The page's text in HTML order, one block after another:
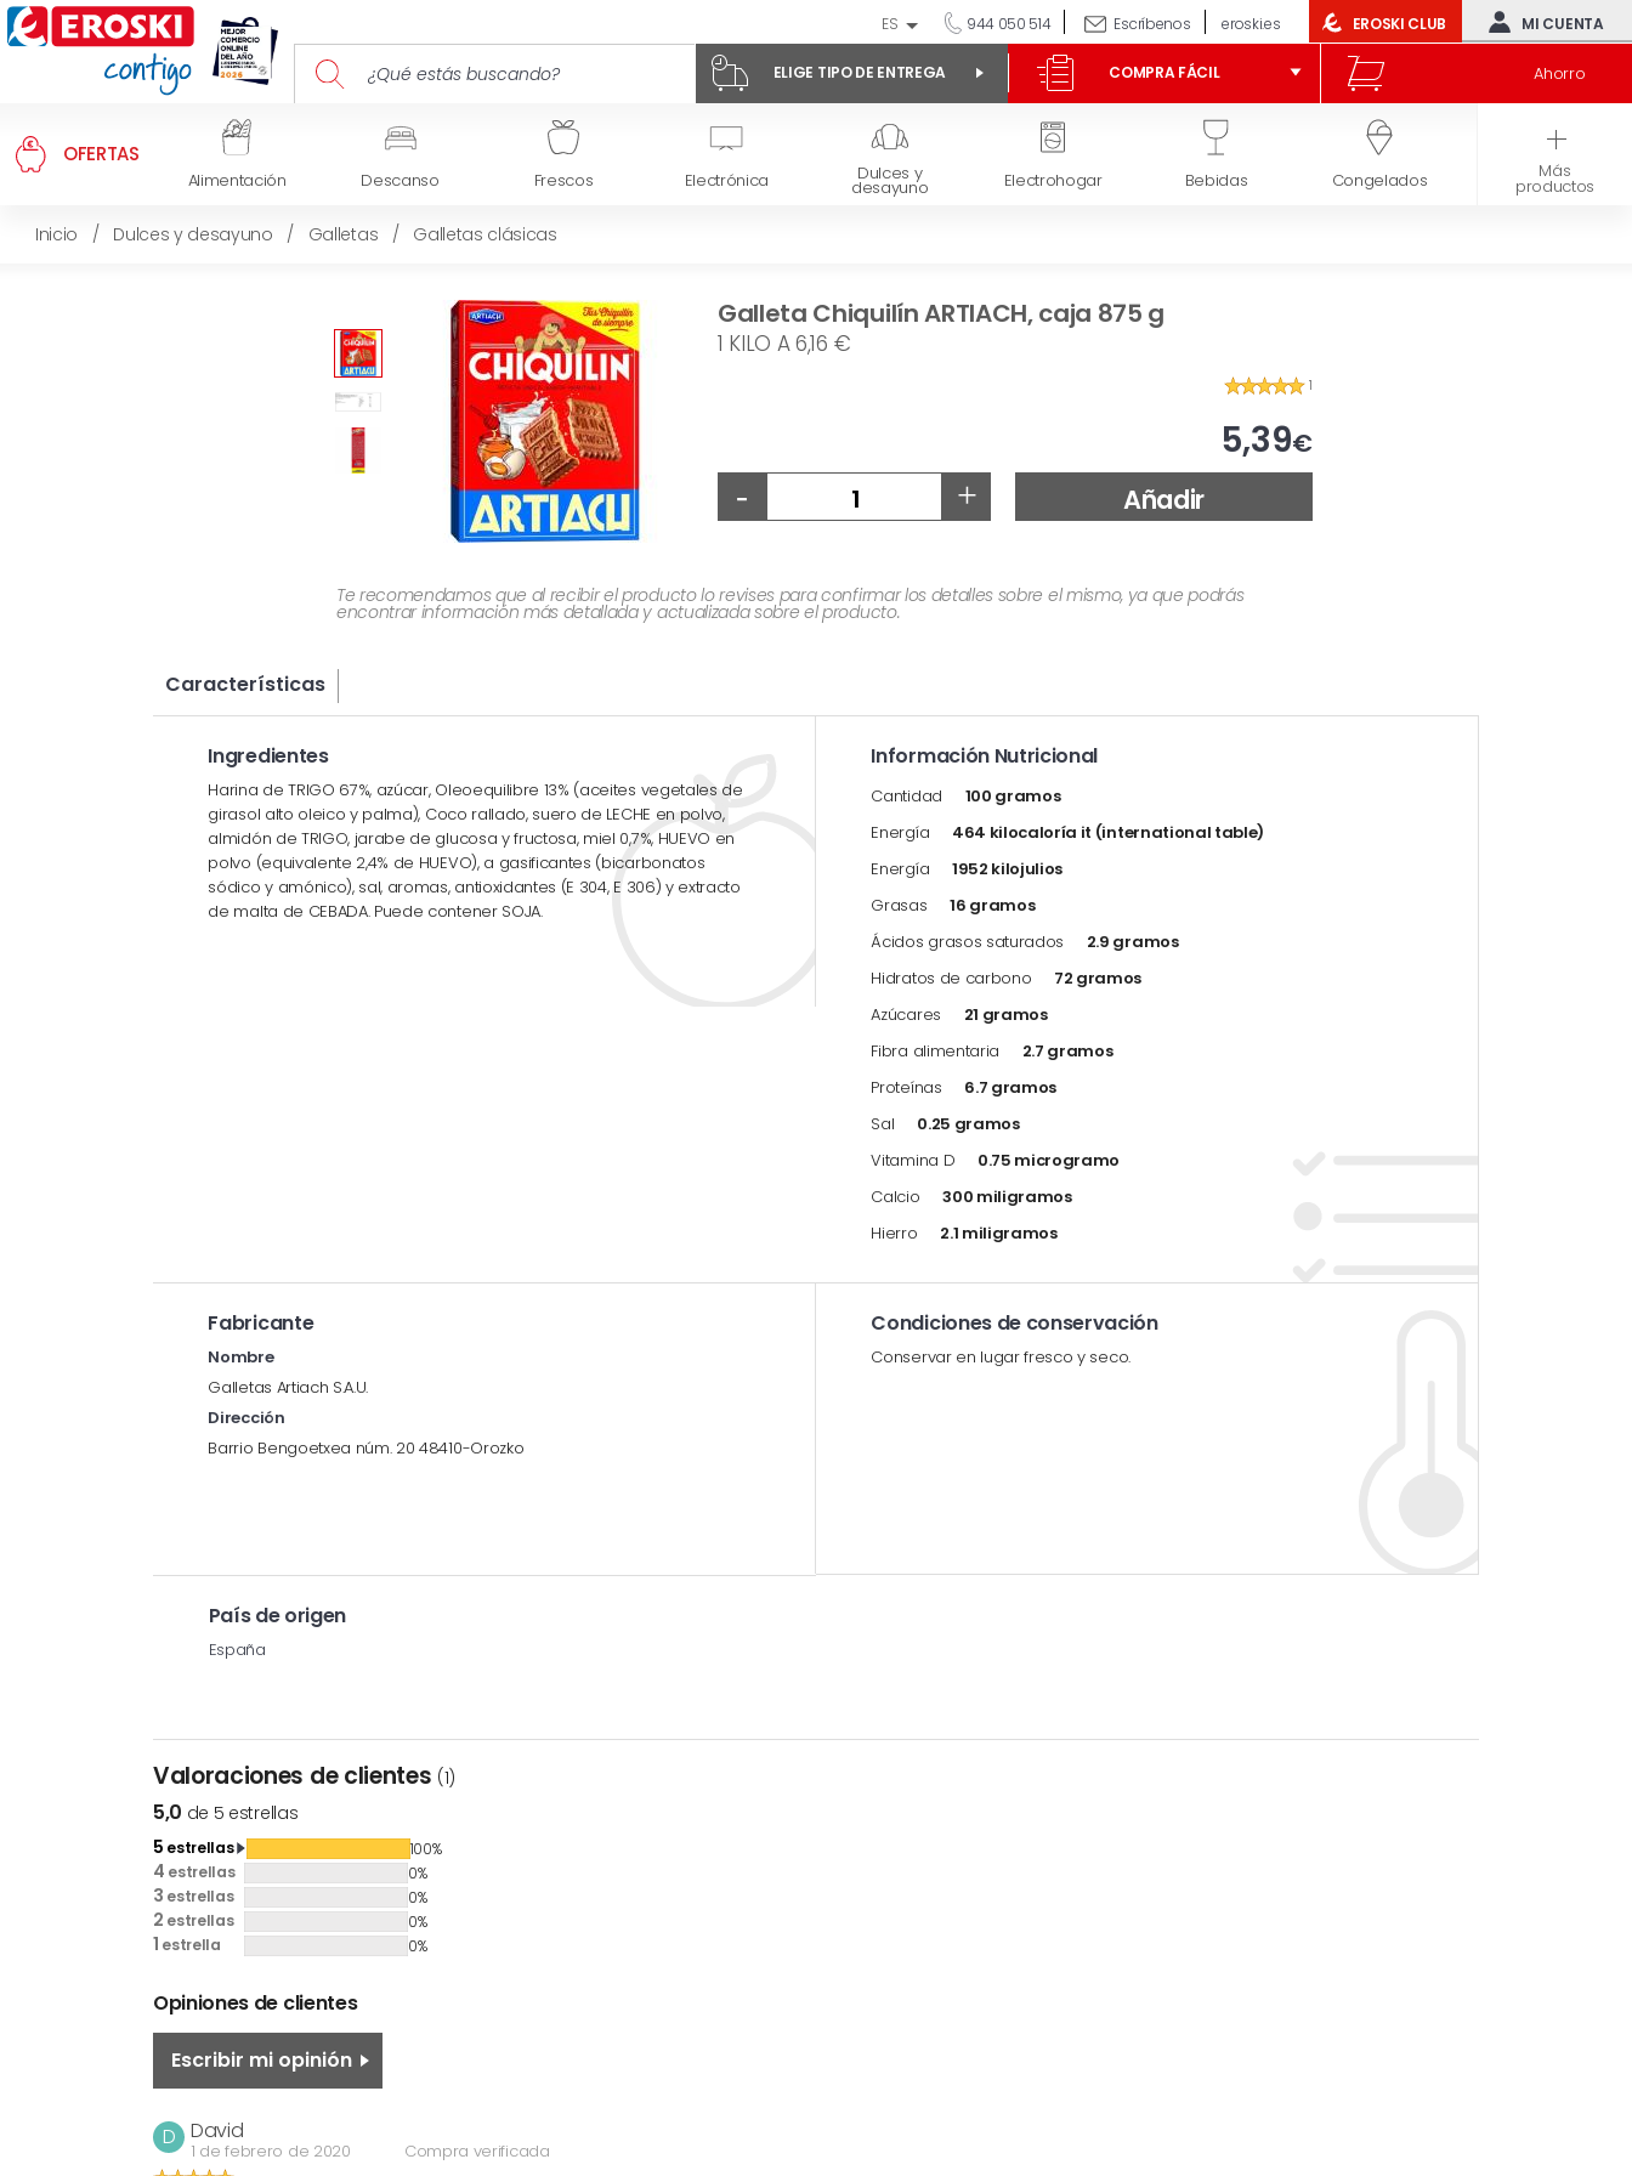
ES 944 050 514 Escríbenos eroski.es EROSKI CLUB MI CUENTA
ELIGE TIPO DE ENTREGA COMPRA FÁCIL Ahorro
OFERTAS
Alimentación Descanso Frescos Electrónica Dulces y
desayuno Electrohogar Bebidas Congelados Higiene y belleza
Más
productos
Inicio / Dulces y desayuno / Galletas / Galletas clásicas
Galleta Chiquilín ARTIACH, caja 875 g
1
5,39€
1 KILO A 6,16 €
- + Añadir
Te recomendamos que al recibir el producto lo revises para confirmar los detalles sobre el mismo, ya que podrás
encontrar información más detallada y actualizada sobre el producto.
Características
Ingredientes
Harina de TRIGO 67%, azúcar, Oleoequilibre 13% (aceites vegetales de
girasol alto oleico y palma), Coco rallado, suero de LECHE en polvo,
almidón de TRIGO, jarabe de glucosa y fructosa, miel 0,7%, HUEVO en
polvo (equivalente 2,4% de HUEVO), a gasificantes (bicarbonatos
sódico y amónico), sal, aromas, antioxidantes (E 304, E 306) y extracto
de malta de CEBADA. Puede contener SOJA.
Información Nutricional
Cantidad
100 gramos
Energía
464 kilocaloría it (international table)
Energía
1952 kilojulios
Grasas
16 gramos
Ácidos grasos saturados
2.9 gramos
Hidratos de carbono
72 gramos
Azúcares
21 gramos
Fibra alimentaria
2.7 gramos
Proteínas
6.7 gramos
Sal
0.25 gramos
Vitamina D
0.75 microgramo
Calcio
300 miligramos
Hierro
2.1 miligramos
Fabricante
Nombre
Galletas Artiach S.A.U.
Dirección
Barrio Bengoetxea núm. 20 48410-Orozko
Condiciones de conservación
Conservar en lugar fresco y seco.
País de origen
España
Valoraciones de clientes (1)
5,0 de 5 estrellas
5 estrellas 100%
4 estrellas 0%
3 estrellas 0%
2 estrellas 0%
1 estrella 0%
Opiniones de clientes
Escribir mi opinión
D David
1 de febrero de 2020 Compra verificada